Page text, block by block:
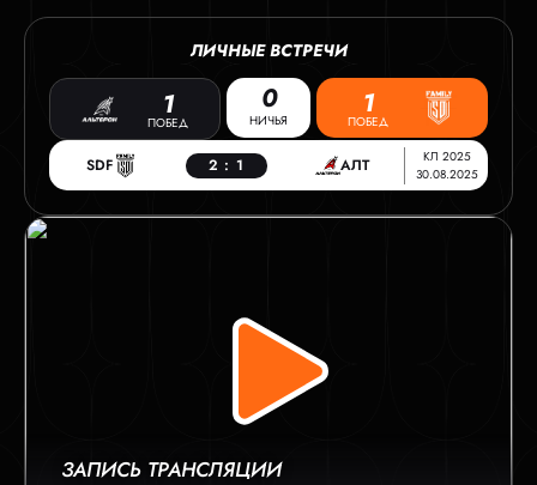
ЛИЧНЫЕ ВСТРЕЧИ
1
ПОБЕД
0
НИЧЬЯ 1
ПОБЕД
КЛ 2025
30.08.2025
SDF 2 : 1 АЛТ
ЗАПИСЬ ТРАНСЛЯЦИИ